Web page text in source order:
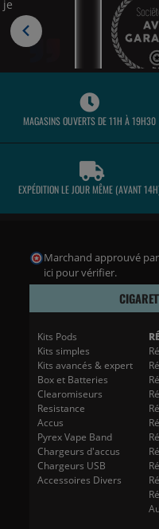
MAGASINS OUVERTS DE 11H À 19H30
EXPÉDITION LE JOUR MÊME (AVANT
Marchand approuvé
ici pour vérifier.
Kits Pods
Kits simples
Kits avancés & expert
Box et Batteries
Clearomiseurs
Resistance
Accus
Pyrex Vape Band
Chargeurs d'accus
Chargeurs USB
Accessoires Divers